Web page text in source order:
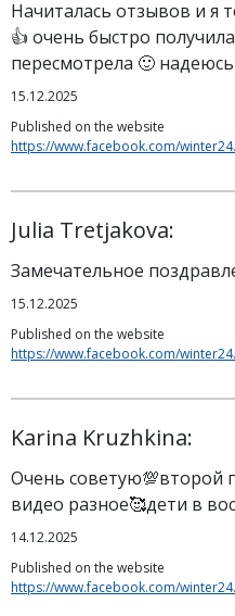
Начиталась отзывов и я
👍 очень быстро
пересмотрела 🙂
15.12.2025
Published on the website
https://www.facebook.com/
Julia Tretjakova:
Замечательное
15.12.2025
Published on the website
https://www.facebook.com/
Karina Kruzhkina:
Очень советую💯второй
видео разное🥰дети в
14.12.2025
Published on the website
https://www.facebook.com/